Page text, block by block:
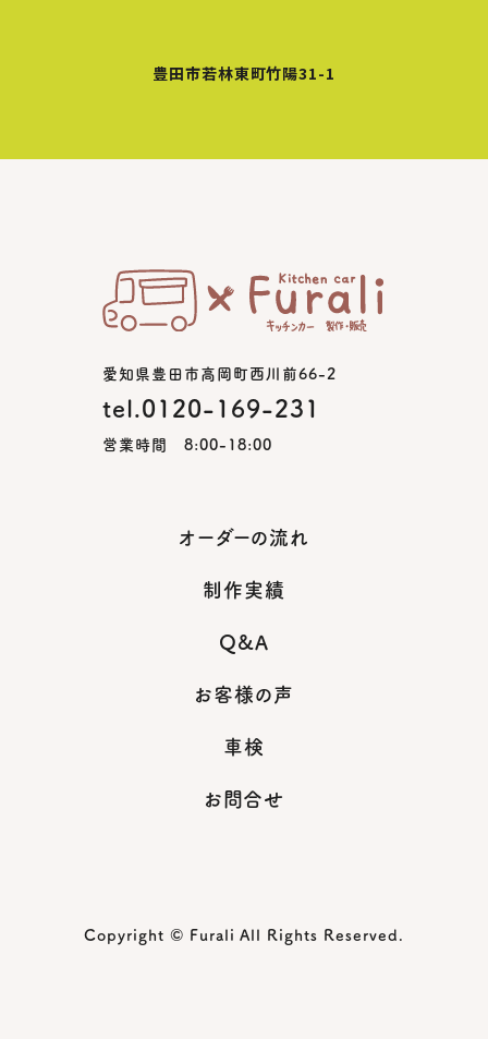
豊田市若林東町竹陽31-1
愛知県豊田市高岡町西川前66-2
tel.0120-169-231
営業時間 8:00-18:00
オーダーの流れ
制作実績
Q&A
お客様の声
車検
お問合せ
Copyright © Furali All Rights Reserved.